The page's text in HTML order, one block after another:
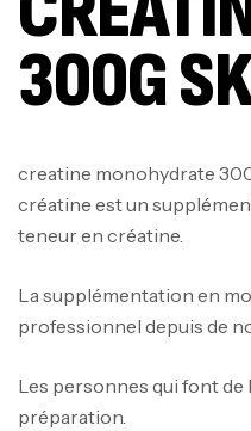
300G
creatine monohydrate
créatine est un
teneur en créatine.
La supplémentation en
professionnel depuis de
Les personnes qui font
préparation.